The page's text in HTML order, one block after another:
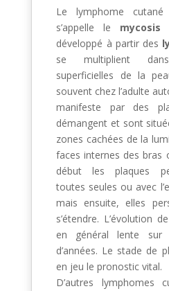
Le lymphome
s’appelle le mycosis
développé à partir des
se multiplient
superficielles de la
souvent chez l’adulte
manifeste par des
démangent et sont
zones cachées de la
faces internes des bras
début les plaques
toutes seules ou avec
mais ensuite, elles
s’étendre. L’évolution
en général lente sur
d’années. Le stade de
en jeu le pronostic vital.
D’autres lymphomes